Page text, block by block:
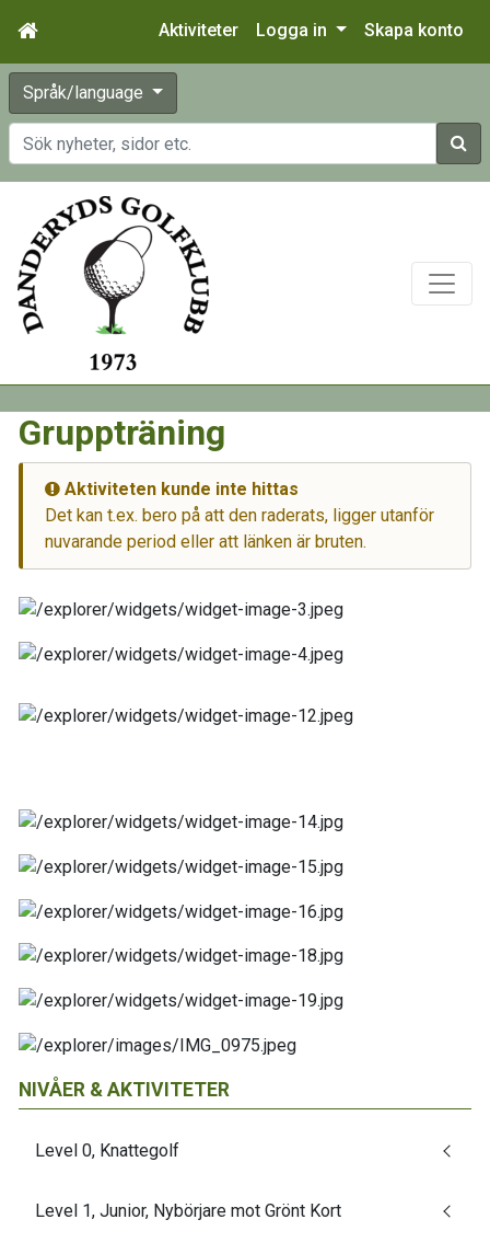
Aktiviteter Logga in Skapa konto
Språk/language
Sök
Gruppträning
Aktiviteten kunde inte hittas
Det kan t.ex. bero på att den raderats, ligger utanför
nuvarande period eller att länken är bruten.
NIVÅER & AKTIVITETER
Level 0, Knattegolf
Level 1, Junior, Nybörjare mot Grönt Kort